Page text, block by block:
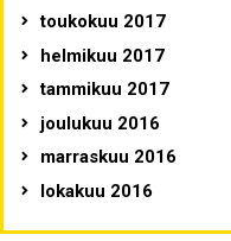
toukokuu 2017
helmikuu 2017
tammikuu 2017
joulukuu 2016
marraskuu 2016
lokakuu 2016